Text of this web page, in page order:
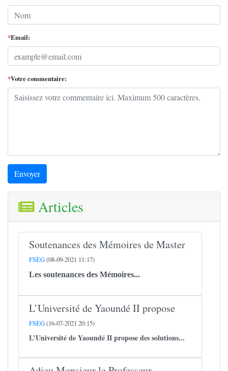
*Email:
*Votre commentaire:
Envoyer
Articles
Soutenances des Mémoires de Master
FSEG(08-09-2021 11:17)
Les soutenances des Mémoires...
L’Université de Yaoundé II propose
FSEG(16-07-2021 20:15)
L’Université de Yaoundé II propose des solutions...